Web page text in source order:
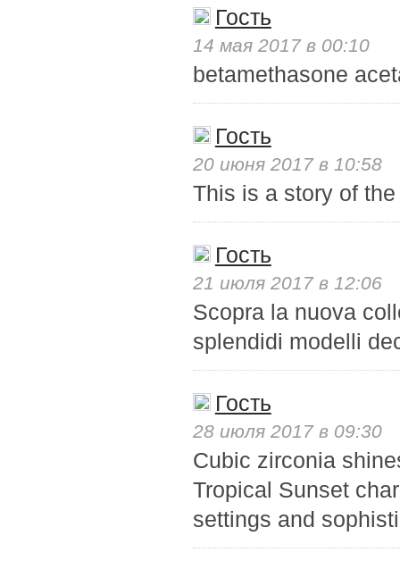
Гость
14 мая 2017 в 00:10
betamethasone
Гость
20 июня 2017 в 10:58
This is a story of
Гость
21 июля 2017 в 12:06
Scopra la nuova
splendidi modelli
Гость
28 июля 2017 в 09:30
Cubic zirconia
Tropical Sunset
settings and